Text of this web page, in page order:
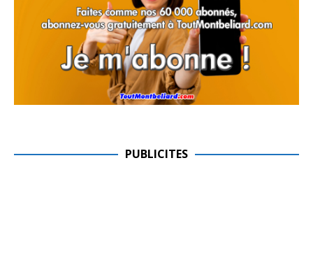
PUBLICITES